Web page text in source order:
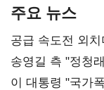
주요 뉴스
공급 속도전 외
리모델링' 제안
송영길 측 "정청
총선 지휘 못해"
이 대통령 "국가